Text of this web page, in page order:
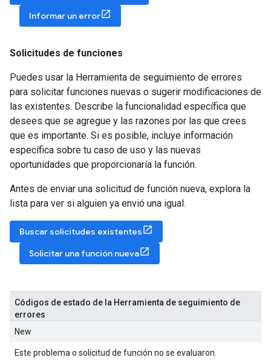
Informar un error
Solicitudes de funciones
Puedes usar la Herramienta de seguimiento de errores
para solicitar funciones nuevas o sugerir modificaciones de
las existentes. Describe la funcionalidad específica que
desees que se agregue y las razones por las que crees
que es importante. Si es posible, incluye información
específica sobre tu caso de uso y las nuevas
oportunidades que proporcionaría la función.
Antes de enviar una solicitud de función nueva, explora la
lista para ver si alguien ya envió una igual.
Buscar solicitudes existentes
Solicitar una función nueva
Códigos de estado de la Herramienta de seguimiento de
errores
New
Este problema o solicitud de función no se evaluaron.